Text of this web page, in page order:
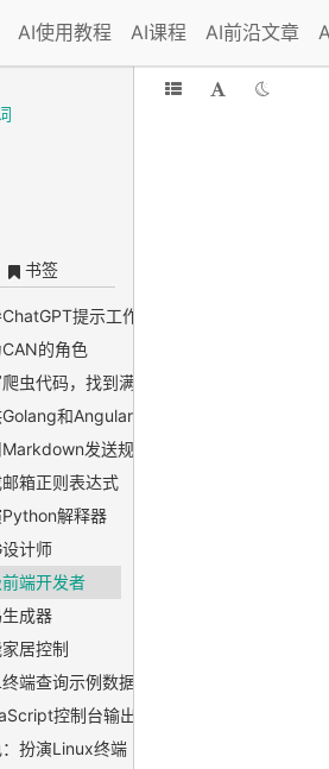
AI使用教程 AI课程 AI前沿文章
书签
提示工作
的角色
虫代码，找到满江红影评中的5分好评并点
和Angular开发用户注册系统的安全
发送规范化的Unsplash图片
箱正则表达式
解释器
计师
端开发者
成器
居控制
端查询示例数据库
控制台输出 "Hello World"
扮演Linux终端